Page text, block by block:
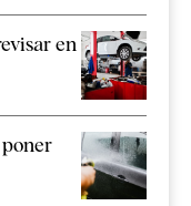
en